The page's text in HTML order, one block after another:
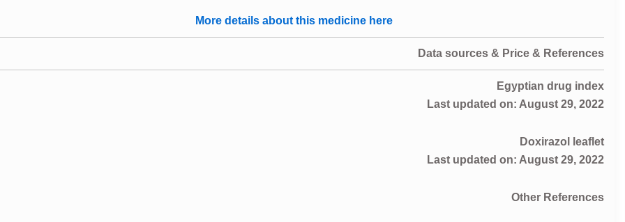
More details about this medicine here
Data sources & Price & References
Egyptian drug index
Last updated on: August 29, 2022
Doxirazol leaflet
Last updated on: August 29, 2022
Other References